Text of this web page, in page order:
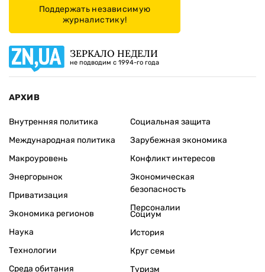
Поддержать независимую
журналистику!
ЗЕРКАЛО НЕДЕЛИ
не подводим с 1994-го года
АРХИВ
Внутренняя политика
Международная политика
Макроуровень
Энергорынок
Приватизация
Экономика регионов
Социальная защита
Зарубежная экономика
Конфликт интересов
Экономическая
безопасность
Персоналии
Наука
Технологии
Среда обитания
Социум
История
Круг семьи
Туризм